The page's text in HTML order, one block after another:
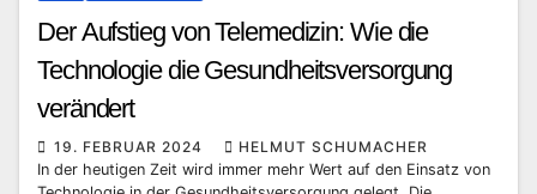
Der Aufstieg von Telemedizin: Wie die
Technologie die Gesundheitsversorgung
verändert
19. FEBRUAR 2024
HELMUT SCHUMACHER
In der heutigen Zeit wird immer mehr Wert auf den Einsatz von